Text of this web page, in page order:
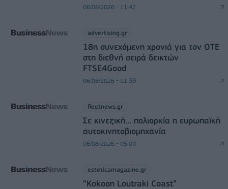
06/08/2026 - 11:42
advertising.gr
18η συνεχόμενη χρονιά για τον ΟΤΕ
στη διεθνή σειρά δεικτών
FTSE4Good
06/08/2026 - 11:39
fleetnews.gr
Σε κινεζική… πολιορκία η ευρωπαϊκή
αυτοκινητοβιομηχανία
06/08/2026 - 05:00
esteticamagazine.gr
“Kokoon Loutraki Coast”